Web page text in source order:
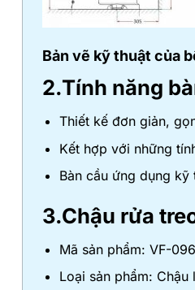
Bản vẽ kỹ thuật của
2.Tính năng
Thiết kế đơn giản,
Kết hợp với những
Bàn cầu ứng dụng
3.Chậu rửa
Mã sản phẩm: VF-
Loại sản phẩm: